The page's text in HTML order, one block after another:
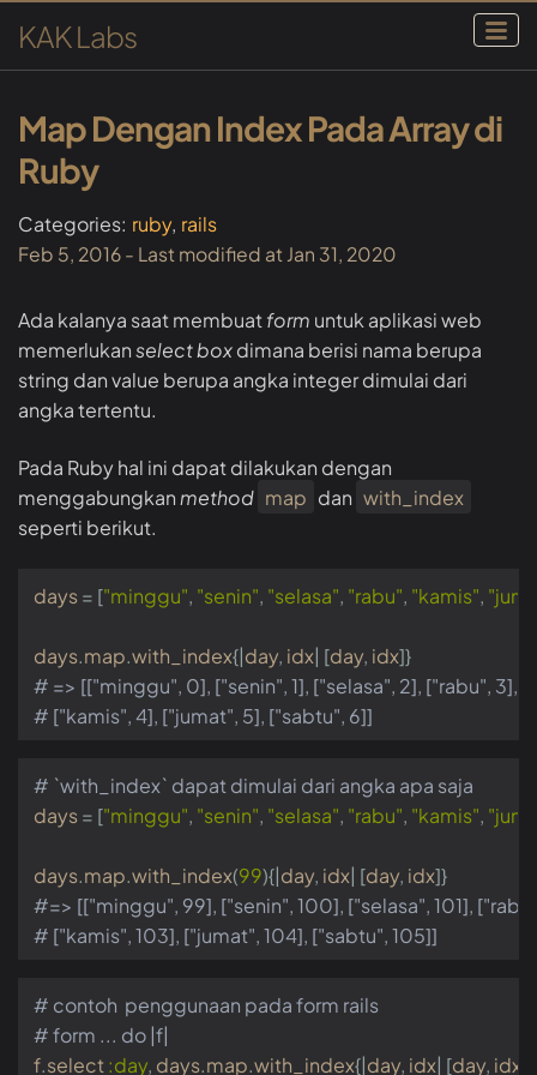
KAK Labs
Map Dengan Index Pada Array di
Ruby
Categories: ruby rails
Feb 5, 2016 - Last modified at Jan 31, 2020
Ada kalanya saat membuat form untuk aplikasi web
memerlukanselect boxdimana berisi nama berupa
string dan value berupa angka integer dimulai dari
angka tertentu.
Pada Ruby hal ini dapat dilakukan dengan
menggabungkanmethod map dan with_index
seperti berikut.
days= ["minggu" "senin" "selasa" "rabu" "kamis"
days map with_index{|day idx| [day idx]}
# => [["minggu", 0], ["senin", 1], ["selasa", 2], ["rabu", 3],
# ["kamis", 4], ["jumat", 5], ["sabtu", 6]]
# `with_index` dapat dimulai dari angka apa saja
days= ["minggu" "senin" "selasa" "rabu" "kamis"
days map with_index(99){|day idx| [day idx]}
#=> [["minggu", 99], ["senin", 100], ["selasa", 101],
# ["kamis", 103], ["jumat", 104], ["sabtu", 105]]
# contoh  penggunaan pada form rails
# form ... do |f|
f select :day days map with_index{|day idx| [day idx